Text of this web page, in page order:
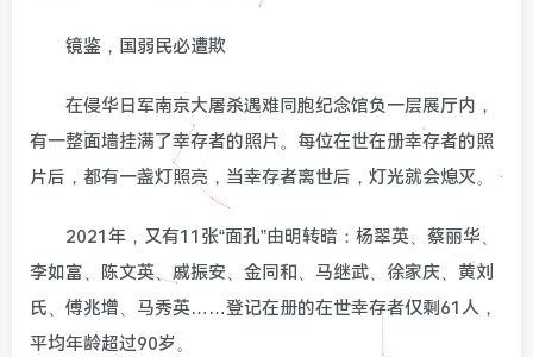
镜鉴，国弱民必遭欺
在侵华日军南京大屠杀遇难同胞纪念馆负一层展厅内，
有一整面墙挂满了幸存者的照片。每位在世在册幸存者的照
片后，都有一盏灯照亮，当幸存者离世后，灯光就会熄灭。
2021年，又有11张“面孔”由明转暗：杨翠英、蔡丽华、
李如富、陈文英、戚振安、金同和、马继武、徐家庆、黄刘
氏、傅兆增、马秀英……登记在册的在世幸存者仅剩61人，
平均年龄超过90岁。